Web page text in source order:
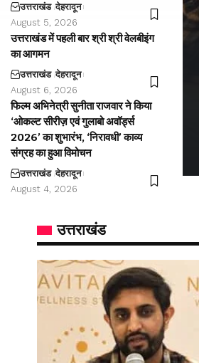
उत्तराखंड देहरादून
August 5, 2026
उत्तराखंड में पहली बार श्री श्री वेलबीइंग
का आगमन
उत्तराखंड देहरादून
August 6, 2026
फिल्म अभिनेत्री सुनीता राजवार ने किया
‘ओकल्ट सीरीज़ एवं गुलाबो अवॉर्ड्स
2026’ का शुभारंभ, ‘निरावधी’ काव्य
संग्रह का हुआ विमोचन
उत्तराखंड देहरादून
August 4, 2026
उत्तराखंड